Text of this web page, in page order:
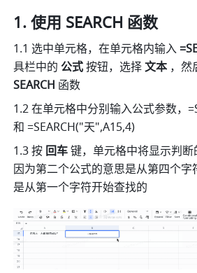
使用 SEARCH 函数
1.1 选中单元格，在单元格内输入
具栏中的 公式 按钮，选择 文本 ，
SEARCH 函数
1.2 在单元格中分别输入公式参数，
和 =SEARCH("天",A15,4)
1.3 按 回车 键，单元格中将显示判
因为第二个公式的意思是从第四个
是从第一个字符开始查找的